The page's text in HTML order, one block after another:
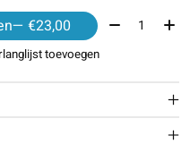
— €23,00 Aantal:
toevoegen